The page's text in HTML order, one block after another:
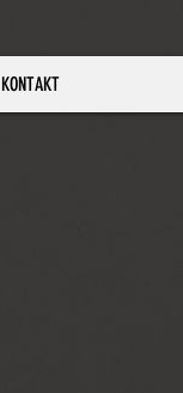
KONTAKT